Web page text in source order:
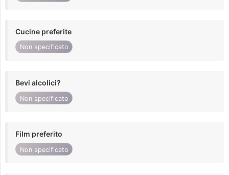
Cucine preferite
Non specificato
Bevi alcolici?
Non specificato
Film preferito
Non specificato